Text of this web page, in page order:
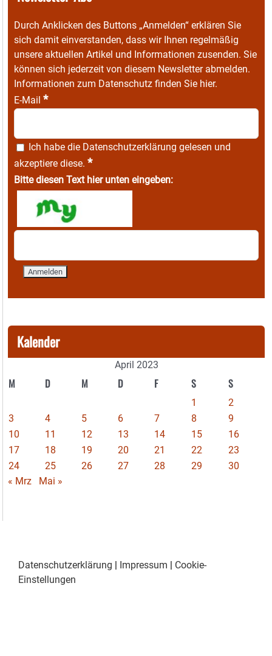
Durch Anklicken des Buttons „Anmelden“ erklären Sie
sich damit einverstanden, dass wir Ihnen regelmäßig
unsere aktuellen Artikel und Informationen zusenden. Sie
können sich jederzeit von diesem Newsletter abmelden.
Informationen zum Datenschutz finden Sie hier.
E-Mail *
Ich habe die Datenschutzerklärung gelesen und
akzeptiere diese. *
Bitte diesen Text hier unten eingeben:
Kalender
April 2023
M D M D F S S
1
2
3
4 5 6 7 8
9
10
11 12 13 14 15
16
17
18 19 20 21 22
23
24
25 26 27 28 29
30
« Mrz
Mai »
Datenschutzerklärung | Impressum | Cookie-
Einstellungen